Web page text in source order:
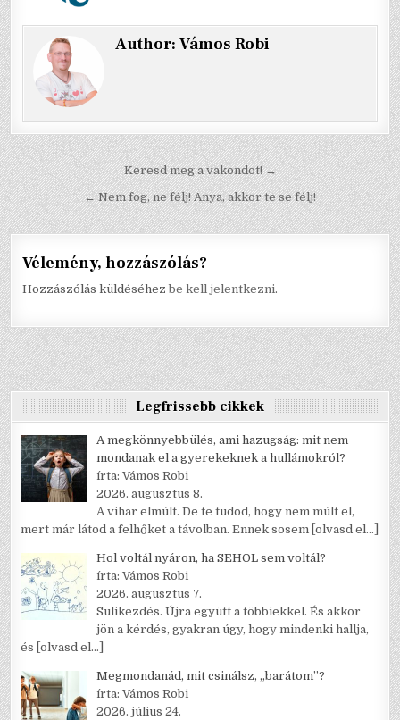
Author:Vámos Robi
Bejegyzés
navigáció
Keresd meg a vakondot! →
← Nem fog, ne félj! Anya, akkor te se félj!
Vélemény, hozzászólás?
Hozzászólás küldéséhezbe kell jelentkezni.
Legfrissebb cikkek
A megkönnyebbülés, ami hazugság: mit nem
mondanak el a gyerekeknek a hullámokról?
írta: Vámos Robi
2026. augusztus 8.
A vihar elmúlt. De te tudod, hogy nem múlt el,
mert már látod a felhőket a távolban. Ennek sosem [olvasd el…]
Hol voltál nyáron, ha SEHOL sem voltál?
írta: Vámos Robi
2026. augusztus 7.
Sulikezdés. Újra együtt a többiekkel. És akkor
jön a kérdés, gyakran úgy, hogy mindenki hallja,
és [olvasd el…]
Megmondanád, mit csinálsz, „barátom”?
írta: Vámos Robi
2026. július 24.